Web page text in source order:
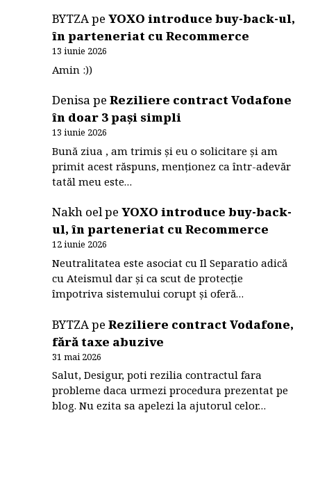
BYTZApeYOXO introduce buy-back-ul,
în parteneriat cu Recommerce
13 iunie 2026
Amin :))
DenisapeReziliere contract Vodafone
în doar 3 pași simpli
13 iunie 2026
Bună ziua , am trimis și eu o solicitare și am
primit acest răspuns, menționez ca într-adevăr
tatăl meu este…
Nakh oelpeYOXO introduce buy-back-
ul, în parteneriat cu Recommerce
12 iunie 2026
Neutralitatea este asociat cu Il Separatio adică
cu Ateismul dar și ca scut de protecție
împotriva sistemului corupt și oferă…
BYTZApeReziliere contract Vodafone,
fără taxe abuzive
31 mai 2026
Salut, Desigur, poti rezilia contractul fara
probleme daca urmezi procedura prezentat pe
blog. Nu ezita sa apelezi la ajutorul celor…